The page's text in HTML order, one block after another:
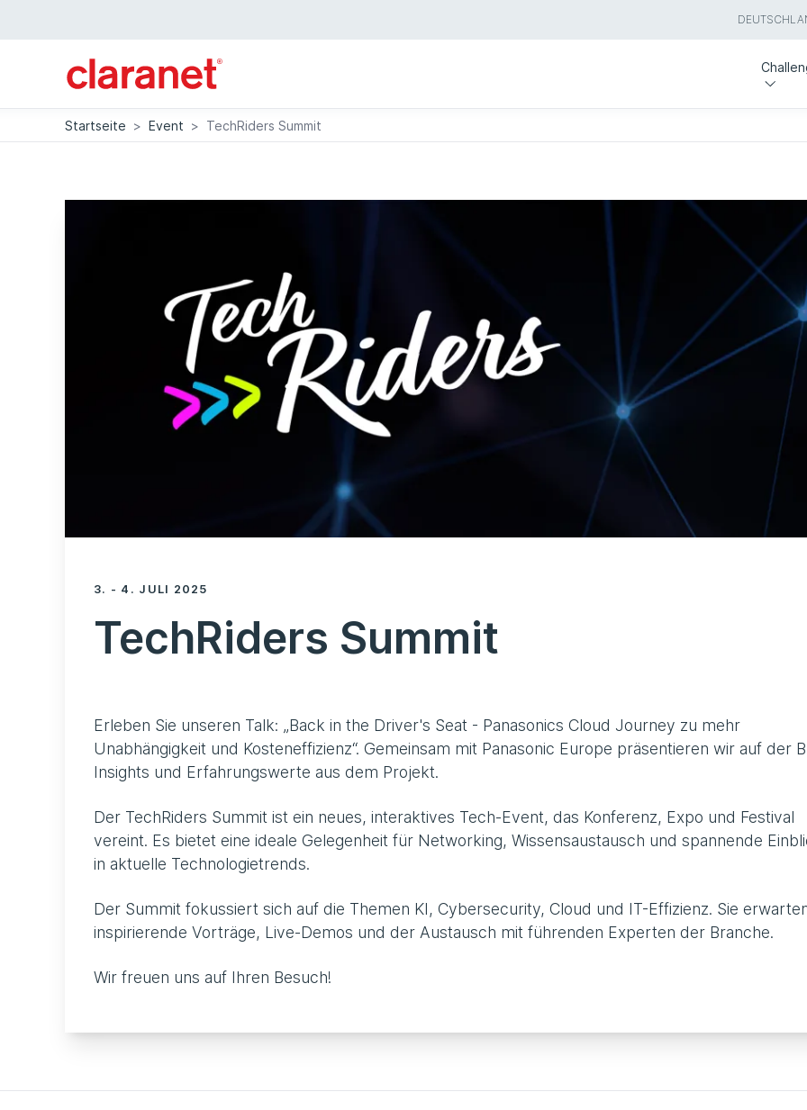
Startseite > Event > TechRiders Summit
3. - 4. JULI 2025
TechRiders Summit
Erleben Sie unseren Talk: „Back in the Driver's Seat - Panasonics Cloud Journey zu mehr
Unabhängigkeit und Kosteneffizienz“. Gemeinsam mit Panasonic Europe präsentieren wir auf der
Insights und Erfahrungswerte aus dem Projekt.
Der TechRiders Summit ist ein neues, interaktives Tech-Event, das Konferenz, Expo und Festival
vereint. Es bietet eine ideale Gelegenheit für Networking, Wissensaustausch und spannende
in aktuelle Technologietrends.
Der Summit fokussiert sich auf die Themen KI, Cybersecurity, Cloud und IT-Effizienz. Sie
inspirierende Vorträge, Live-Demos und der Austausch mit führenden Experten der Branche.
Wir freuen uns auf Ihren Besuch!